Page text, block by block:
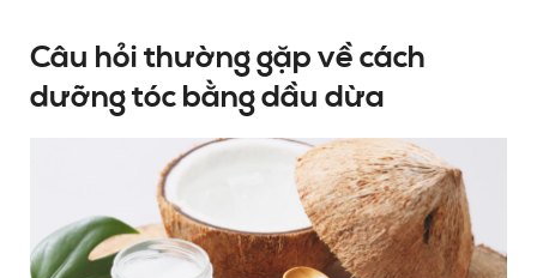
Câu hỏi thường gặp về cách
dưỡng tóc bằng dầu dừa